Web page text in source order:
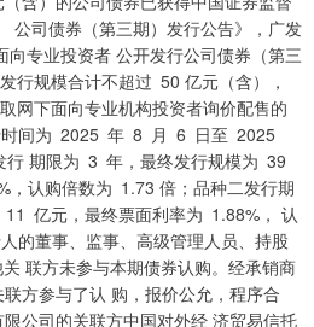
公司债券（第三期）发行公告》，广发
专业投资者 公开发行公司债券（第三
行规模合计不超过 50 亿元（含），
网下面向专业机构投资者询价配售的
间为 2025 年 8 月 6 日至 2025
期限为 3 年，最终发行规模为 39
，认购倍数为 1.73 倍；品种二发行期
亿元，最终票面利率为 1.88%， 认
董事、监事、高级管理人员、持股
联方未参与本期债券认购。经承销商
方参与了认 购，报价公允，程序合
公司的关联方中国对外经 济贸易信托